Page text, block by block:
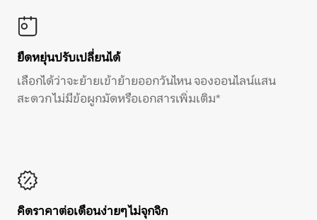
ยืดหยุ่นปรับเปลี่ยนได้
เลือกได้ว่าจะย้ายเข้าย้ายออกวันไหน จองออนไลน์แสน
สะดวก ไม่มีข้อผูกมัดหรือเอกสารเพิ่มเติม*
คิดราคาต่อเดือนง่ายๆ ไม่จุกจิก